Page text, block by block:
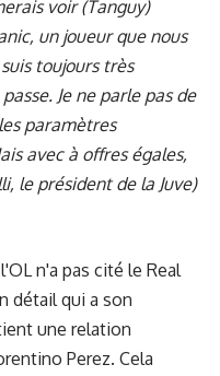
voir (Tanguy)
un joueur que nous
toujours très
Je ne parle pas de
paramètres
avec à offres égales,
le président de la Juve)
n'a pas cité le Real
détail qui a son
une relation
Perez. Cela